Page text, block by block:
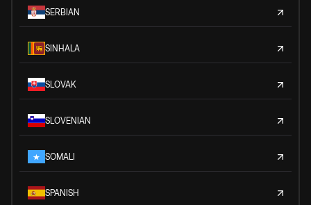
SERBIAN
SINHALA
SLOVAK
SLOVENIAN
SOMALI
SPANISH